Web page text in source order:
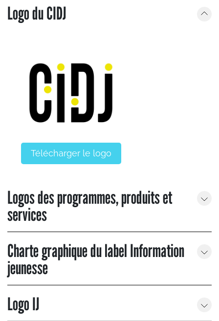
Logo du CIDJ
Télécharger le logo
Logos des programmes, produits et
services
Charte graphique du label Information
jeunesse
Logo IJ